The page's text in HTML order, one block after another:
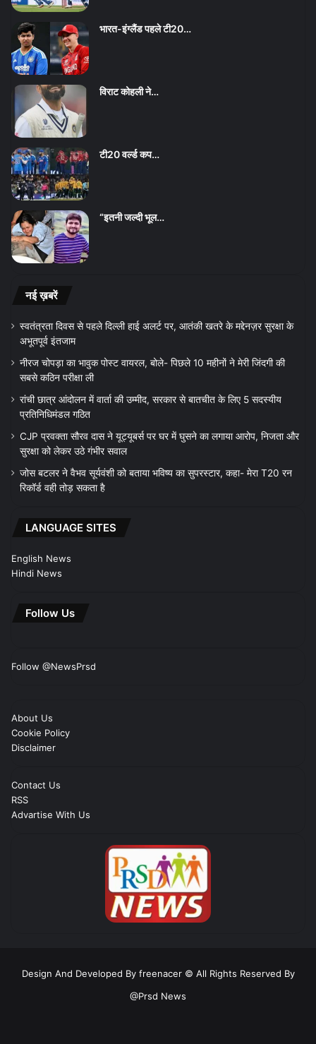
भारत-इंग्लैंड पहले टी20…
विराट कोहली ने…
टी20 वर्ल्ड कप…
“इतनी जल्दी भूल…
नई ख़बरें
स्वतंत्रता दिवस से पहले दिल्ली हाई अलर्ट पर, आतंकी खतरे के मद्देनज़र सुरक्षा के
अभूतपूर्व इंतजाम
नीरज चोपड़ा का भावुक पोस्ट वायरल, बोले- पिछले 10 महीनों ने मेरी जिंदगी की
सबसे कठिन परीक्षा ली
रांची छात्र आंदोलन में वार्ता की उम्मीद, सरकार से बातचीत के लिए 5 सदस्यीय
प्रतिनिधिमंडल गठित
CJP प्रवक्ता सौरव दास ने यूट्यूबर्स पर घर में घुसने का लगाया आरोप, निजता और
सुरक्षा को लेकर उठे गंभीर सवाल
जोस बटलर ने वैभव सूर्यवंशी को बताया भविष्य का सुपरस्टार, कहा- मेरा T20 रन
रिकॉर्ड वही तोड़ सकता है
LANGUAGE SITES
English News
Hindi News
Follow Us
Follow @NewsPrsd
About Us
Cookie Policy
Disclaimer
Contact Us
RSS
Advartise With Us
Design And Developed By freenacer © All Rights Reserved By
@Prsd News